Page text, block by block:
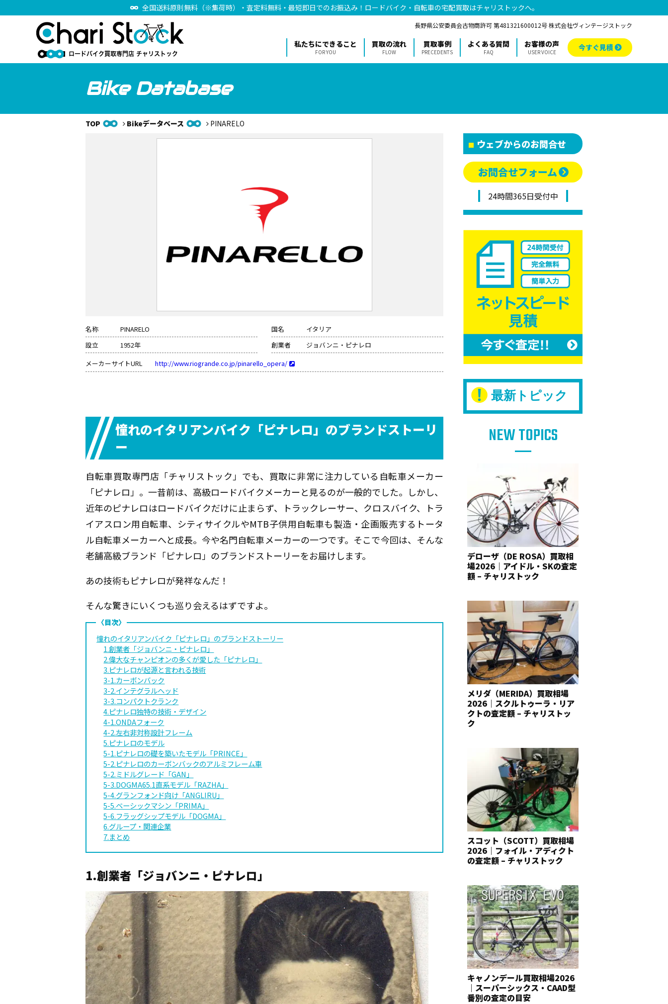
全国送料原則無料（※集荷時）・査定料無料・最短即日でのお振込み！ロードバイク・自転車の宅配買取はチャリストックへ。
長野県公安委員会古物商許可 第481321600012号 株式会社ヴィンテージストック
私たちにできること
FOR YOU
買取の流れ
FLOW
買取事例
PRECEDENTS
よくある質問
FAQ
お客様の声
USER VOICE 今すぐ見積
Bike Database
TOP Bikeデータベース PINARELO
名称 PINARELO 国名
イタリア
設立
1952年 創業者
ジョバンニ・ピナレロ
メーカーサイトURL
http://www.riogrande.co.jp/pinarello_opera/
憧れのイタリアンバイク「ピナレロ」のブランドストーリ
ー
自転車買取専門店「チャリストック」でも、買取に非常に注力している自転車メーカー
「ピナレロ」。一昔前は、高級ロードバイクメーカーと見るのが一般的でした。しかし、
近年のピナレロはロードバイクだけに止まらず、トラックレーサー、クロスバイク、トラ
イアスロン用自転車、シティサイクルやMTB子供用自転車も製造・企画販売するトータ
ル自転車メーカーへと成長。今や名門自転車メーカーの一つです。そこで今回は、そんな
老舗高級ブランド「ピナレロ」のブランドストーリーをお届けします。
あの技術もピナレロが発祥なんだ！
そんな驚きにいくつも巡り会えるはずですよ。
憧れのイタリアンバイク「ピナレロ」のブランドストーリー
1.創業者「ジョバンニ・ピナレロ」
2.偉大なチャンピオンの多くが愛した「ピナレロ」
3.ピナレロが起源と言われる技術
3-1.カーボンバック
3-2.インテグラルヘッド
3-3.コンパクトクランク
4.ピナレロ独特の技術・デザイン
4-1.ONDAフォーク
4-2.左右非対称設計フレーム
5.ピナレロのモデル
5-1.ピナレロの礎を築いたモデル「PRINCE」
5-2.ピナレロのカーボンバックのアルミフレーム車
5-2.ミドルグレード「GAN」
5-3.DOGMA65.1直系モデル「RAZHA」
5-4.グランフォンド向け「ANGLIRU」
5-5.ベーシックマシン「PRIMA」
5-6.フラッグシップモデル「DOGMA」
6.グループ・関連企業
7.まとめ
1.創業者「ジョバンニ・ピナレロ」
ウェブからのお問合せ
お問合せフォーム
24時間365日受付中
最新トピック
NEW TOPICS
デローザ（DE ROSA）買取相
場2026｜アイドル・SKの査定
額 – チャリストック
メリダ（MERIDA）買取相場
2026｜スクルトゥーラ・リア
クトの査定額 – チャリストッ
ク
スコット（SCOTT）買取相場
2026｜フォイル・アディクト
の査定額 – チャリストック
キャノンデール買取相場2026
｜スーパーシックス・CAAD型
番別の査定の目安